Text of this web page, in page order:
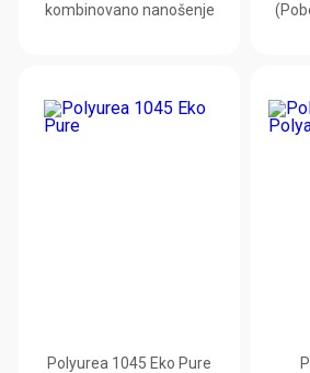
kombinovano nanošenje
Polyurea 1045 Eko Pure